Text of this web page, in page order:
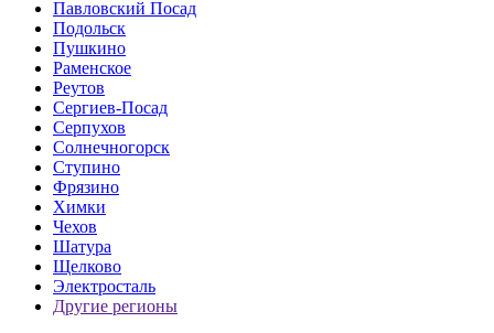
Павловский Посад
Подольск
Пушкино
Раменское
Реутов
Сергиев-Посад
Серпухов
Солнечногорск
Ступино
Фрязино
Химки
Чехов
Шатура
Щелково
Электросталь
Другие регионы